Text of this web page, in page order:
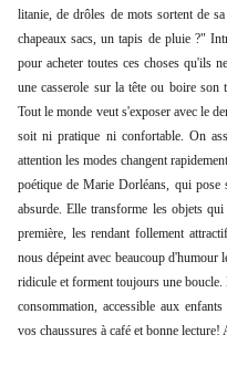
litanie, de drôles de mots sortent de
chapeaux sacs, un tapis de pluie ?"
pour acheter toutes ces choses qu'ils
une casserole sur la tête ou boire son
Tout le monde veut s'exposer avec le
soit ni pratique ni confortable. On
attention les modes changent
poétique de Marie Dorléans, qui pose
absurde. Elle transforme les objets
première, les rendant follement
nous dépeint avec beaucoup d'humour
ridicule et forment toujours une boucle.
consommation, accessible aux
vos chaussures à café et bonne lecture!